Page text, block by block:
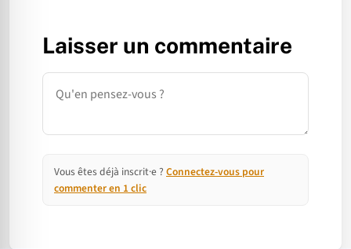
Laisser un commentaire
Commentaire
Vous êtes déjà inscrit·e ? Connectez-vous pour
commenter en 1 clic